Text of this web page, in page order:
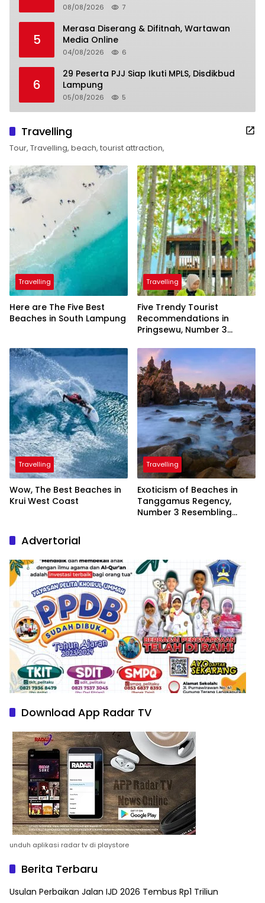
08/08/2026 7
5
Merasa Diserang & Difitnah, Wartawan
Media Online
04/08/2026 6
6
29 Peserta PJJ Siap Ikuti MPLS, Disdikbud
Lampung
05/08/2026 5
Travelling
Tour, Travelling, beach, tourist attraction,
Travelling
Here are The Five Best
Beaches in South Lampung
Travelling
Five Trendy Tourist
Recommendations in
Pringsewu, Number 3
President
Travelling
Wow, The Best Beaches in
Krui West Coast
Travelling
Exoticism of Beaches in
Tanggamus Regency,
Number 3 Resembling
Advertorial
Download App Radar TV
unduh aplikasi radar tv di playstore
Berita Terbaru
Usulan Perbaikan Jalan IJD 2026 Tembus Rp1 Triliun